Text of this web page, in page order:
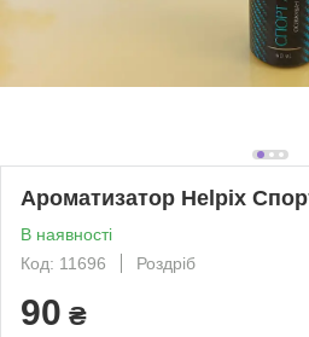
Ароматизатор Helpix
В наявності
Код: 11696
Роздріб
90 ₴